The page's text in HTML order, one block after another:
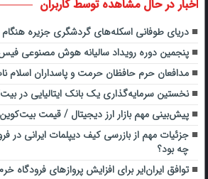
اخبار در حال مشاهده توسط کاربران
دریای طوفانی اسکله‌های گردشگری جزیره هنگام
پنجمین دوره رویداد سالیانه هوش مصنوعی
مدافعان حرم حافظان حرمت و پاسداران اسلام
نخستین‌ سرمایه‌گذاری یک بانک ایتالیایی در
پیش‌بینی مهم بازار ارز دیجیتال / قیمت بیت‌کوین
جزئیات مهم از بازرسی کیف دیپلمات ایرانی در
چه بود؟
توافق ایران‌ایر برای افزایش پروازهای فرودگاه